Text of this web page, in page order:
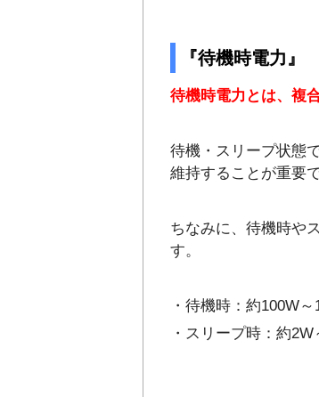
『待機時電力』
待機時電力とは、複
待機・スリープ状態
維持することが重要で
ちなみに、待機時や
す。
・待機時：約100W～
・スリープ時：約2W